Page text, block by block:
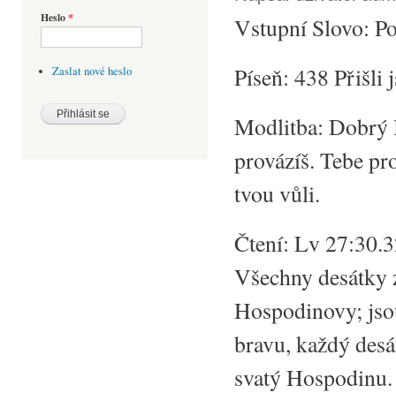
Heslo*
Zaslat nové heslo
Vstupní Slovo:
Píseň: 438 Přišli
Modlitba: Dobrý
provázíš. Tebe
tvou vůli.
Čtení: Lv
Všechny desátky
Hospodinovy;
bravu, každý
svatý